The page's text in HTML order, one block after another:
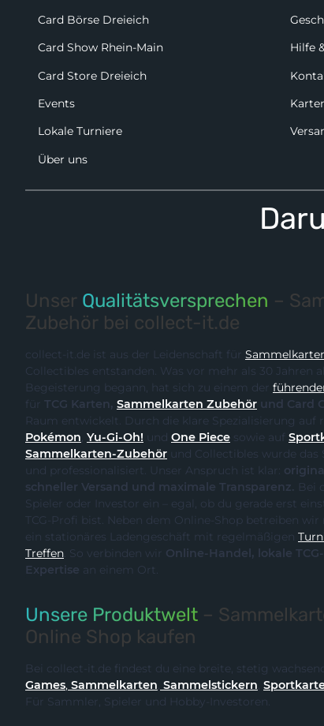
Card Börse Dreieich
Card Show Rhein-Main
Card Store Dreieich
Events
Lokale Turniere
Über uns
Hilfe
Unser Qualitätsversprechen –
Zubehör bei collect-it.de
collect-it.de ist aus der Leidenschaft für
Collectibles entstanden. Was vor mehr als 30 Jahren
Begeisterung begann, hat sich zu einem der
für TCG Karten, Sammelkarten Zubehör und Card
Raum
Pokémon, Yu-Gi-Oh! und One Piece sowie auf
Sammelkarten-Zubehör
und professionalisiert. Unser Anspruch ist klar: originale
schneller Versand und maximale Transparenz. Bei collect-it.de kaufst du als Sammler,
Spieler oder Investor ein – egal, ob du gerade erst einsteigst oder bereits ein erfahrener
TCG-Profi bist. Neben dem Online-Shop
ein stationäres Ladengeschäft mit regelmäßigen Turnieren,
Treffen. So verbinden wir Online-Handel, lokale TCG-Community und fachliche
Expertise an einem Ort.
Unsere Produktwelt –
Online Shop kaufen
Bei collect-it.de findest du eine breite, stetig
Games, Sammelkarten, Sammelstickern,
Für Sammler, Spieler und Hobby-Investoren.